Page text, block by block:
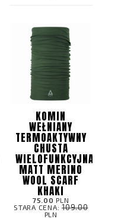
KOMIN
WEŁNIANY
TERMOAKTYWNY
CHUSTA
WIELOFUNKCYJNA
MATT MERINO
WOOL SCARF
KHAKI
75.00 PLN
STARA CENA: 109.00
PLN